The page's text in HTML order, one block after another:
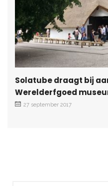
Solatube draagt bij
Werelderfgoed
27 september 2017